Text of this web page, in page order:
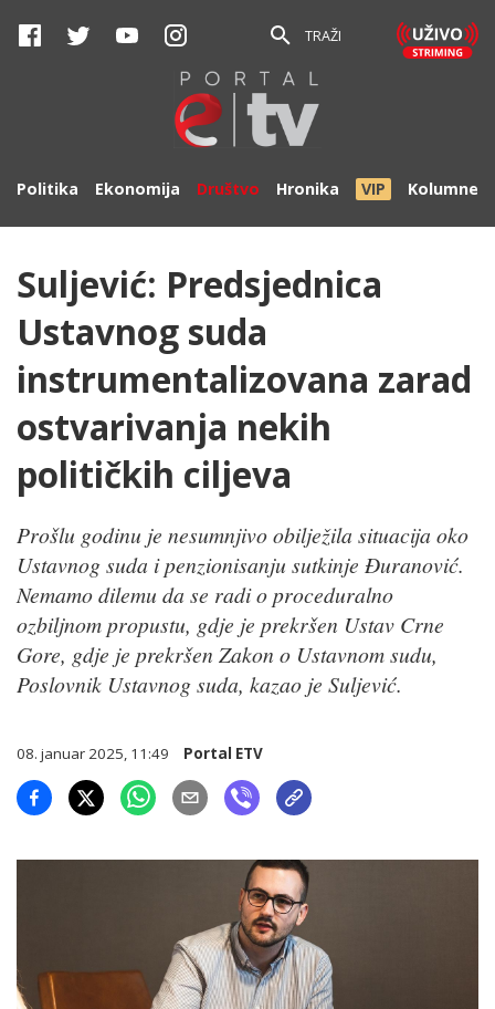
TRAŽI
Politika Ekonomija Društvo Hronika VIP Kolumne
Suljević: Predsjednica
Ustavnog suda
instrumentalizovana zarad
ostvarivanja nekih
političkih ciljeva
Prošlu godinu je nesumnjivo obilježila situacija oko
Ustavnog suda i penzionisanju sutkinje Đuranović.
Nemamo dilemu da se radi o proceduralno
ozbiljnom propustu, gdje je prekršen Ustav Crne
Gore, gdje je prekršen Zakon o Ustavnom sudu,
Poslovnik Ustavnog suda, kazao je Suljević.
08. januar 2025, 11:49 Portal ETV